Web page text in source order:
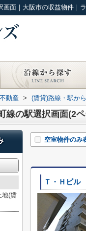
画面｜大阪市の収益物件｜
動産 > (賃貸)路線・駅か
線の駅選択画面(2
空室物件のみ
Ｔ・Ｈビル
地(賃